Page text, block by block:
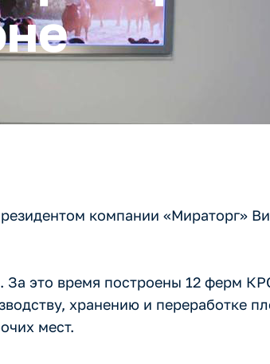
компании «Мираторг»
это время построены 12 ферм
хранению и переработке
мест.